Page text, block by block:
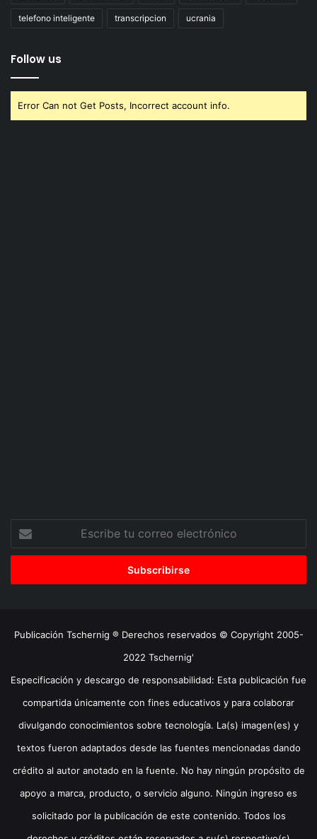
telefono inteligente transcripcion ucrania
Follow us
Error Can not Get Posts, Incorrect account info.
correo
Publicación Tschernig ® Derechos reservados © Copyright 2005-
2022 Tschernig'
Especificación y descargo de responsabilidad: Esta publicación fue
compartida únicamente con fines educativos y para colaborar
divulgando conocimientos sobre tecnología. La(s) imagen(es) y
textos fueron adaptados desde las fuentes mencionadas dando
crédito al autor anotado en la fuente. No hay ningún propósito de
apoyo a marca, producto, o servicio alguno. Ningún ingreso es
solicitado por la publicación de este contenido. Todos los